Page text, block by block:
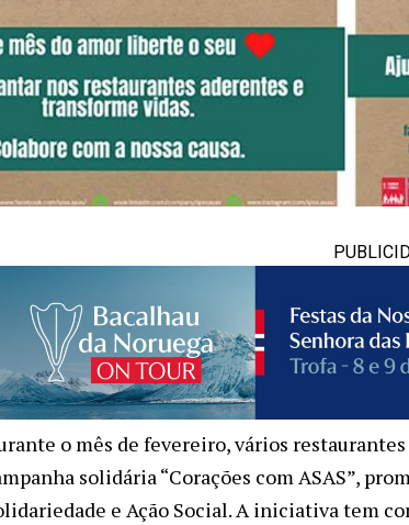
o mês de fevereiro, vários
solidária “Corações com ASAS”,
e Ação Social. A iniciativa tem